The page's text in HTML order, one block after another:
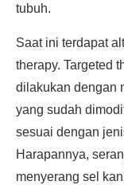
tubuh.
Saat ini terdapat
therapy. Targeted
dilakukan dengan
yang sudah
sesuai dengan
Harapannya,
menyerang sel